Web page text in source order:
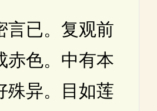
已。复观前
赤色。中有本
殊异。目如莲